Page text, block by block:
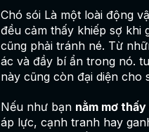
Chó sói Là một loài động
đều cảm thấy khiếp sợ khi
cũng phải tránh né. Từ
ác và đầy bí ẩn trong nó.
này cũng còn đại diện cho
Nếu như bạn nằm mơ
áp lực, cạnh tranh hay